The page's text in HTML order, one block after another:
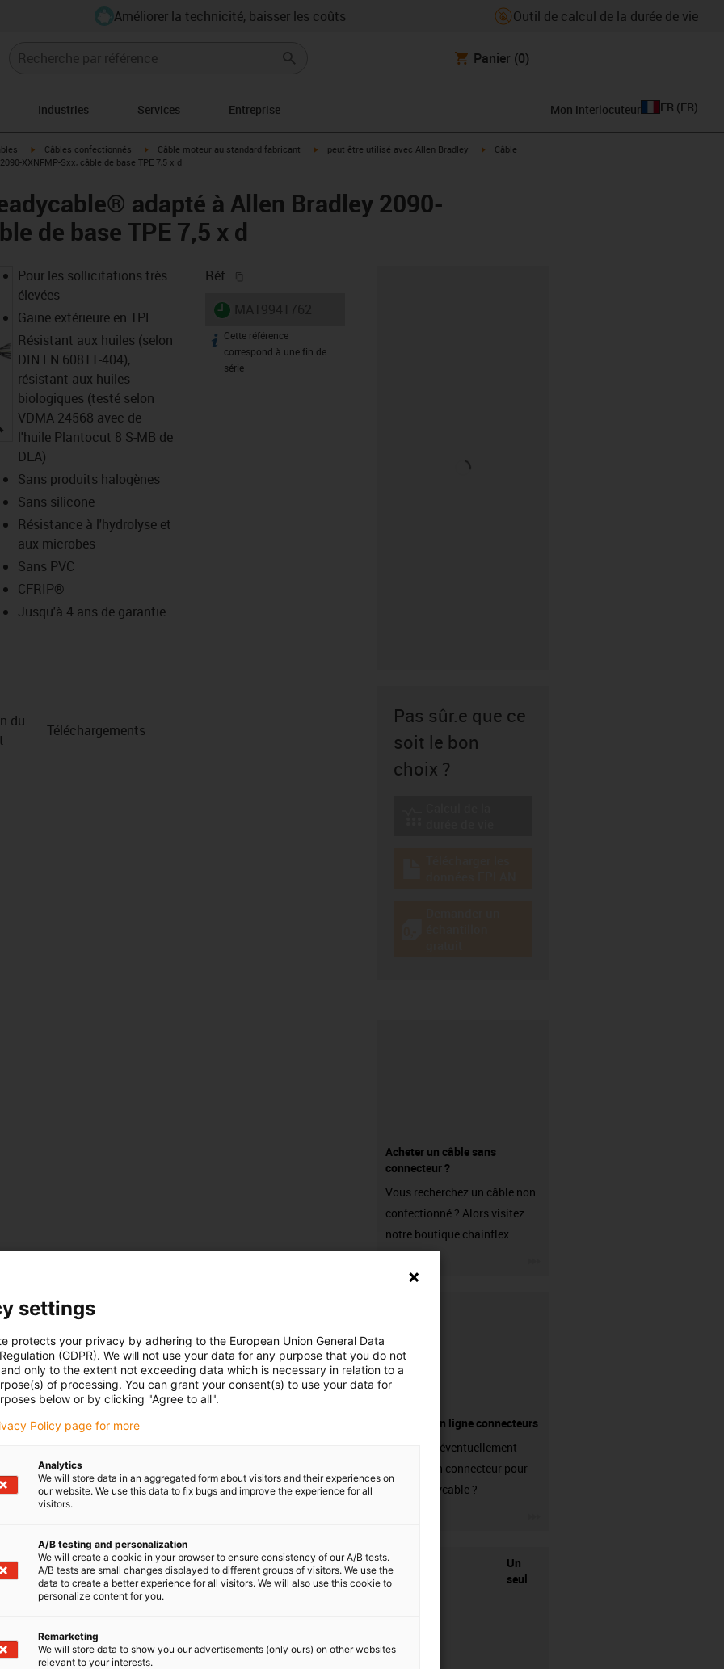
Améliorer la technicité, baisser les coûts Outil de calcul de la durée de vie
Panier (0)
Industries Services Entreprise Mon interlocuteur FR (FR)
igus-icon-arrow-right
Câbles confectionnés igus-icon-arrow-right
Câble moteur au standard fabricant igus-icon-arrow-right
peut être utilisé avec Allen Bradley igus-icon-arrow-right
Câble
XXNFMP-Sxx, câble de base TPE 7,5 x d
adapté à Allen Bradley 2090-
de base TPE 7,5 x d
igus-icon-lupe
Pour les sollicitations très
élevées
Gaine extérieure en TPE
Résistant aux huiles (selon
DIN EN 60811-404),
résistant aux huiles
biologiques (testé selon
VDMA 24568 avec de
l'huile Plantocut 8 S-MB de
DEA)
Sans produits halogènes
Sans silicone
Résistance à l'hydrolyse et
aux microbes
Sans PVC
CFRIP®
Jusqu'à 4 ans de garantie
Réf.
igus-icon-lieferzeit
igus-icon-info
Cette référence
correspond à une fin de
série
du
Téléchargements
Pas sûr.e que ce
soit le bon
choix ?
Acheter un câble sans
connecteur ?
Vous recherchez un câble non
confectionné ? Alors visitez
notre boutique chainflex.
Boutique en ligne connecteurs
Avez-vous éventuellement
besoin d'un connecteur pour
votre readycable ?
Un
seul
settings
protects your privacy by adhering to the European Union General Data
(GDPR). We will not use your data for any purpose that you do not
only to the extent not exceeding data which is necessary in relation to a
of processing. You can grant your consent(s) to use your data for
below or by clicking "Agree to all".
Policy page for more
Analytics
We will store data in an aggregated form about visitors and their experiences on
our website. We use this data to fix bugs and improve the experience for all
visitors.
A/B testing and personalization
We will create a cookie in your browser to ensure consistency of our A/B tests.
A/B tests are small changes displayed to different groups of visitors. We use the
data to create a better experience for all visitors. We will also use this cookie to
personalize content for you.
Remarketing
We will store data to show you our advertisements (only ours) on other websites
relevant to your interests.